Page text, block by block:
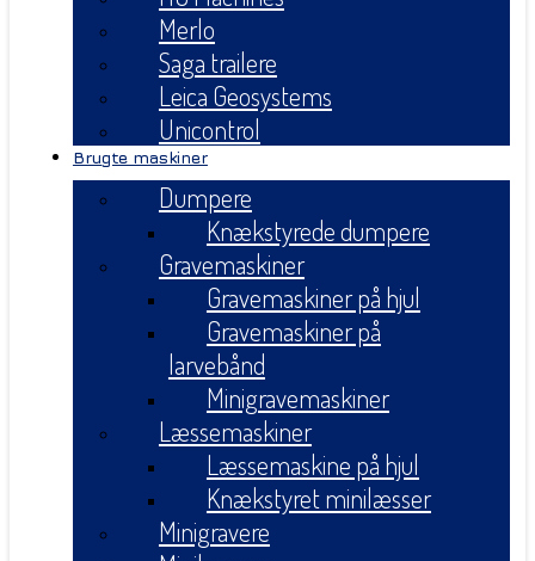
Merlo
Saga trailere
Leica Geosystems
Unicontrol
Brugte maskiner
Dumpere
Knækstyrede dumpere
Gravemaskiner
Gravemaskiner på hjul
Gravemaskiner på
larvebånd
Minigravemaskiner
Læssemaskiner
Læssemaskine på hjul
Knækstyret minilæsser
Minigravere